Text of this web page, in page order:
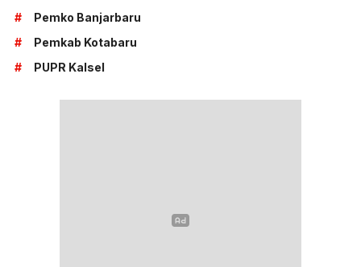
#
Pemko Banjarbaru
#
Pemkab Kotabaru
#
PUPR Kalsel